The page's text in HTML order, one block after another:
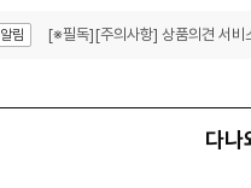
알림 [※필독][주의사항] 상품의견 서비
다나